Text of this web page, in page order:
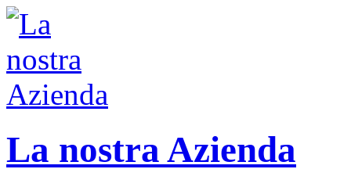
La nostra Azienda